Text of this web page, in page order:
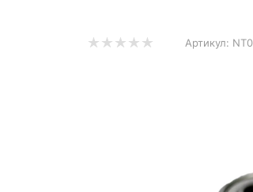
Артикул: